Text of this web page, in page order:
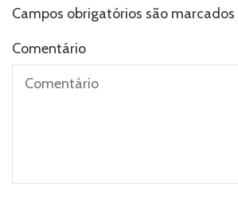
Campos obrigatórios são
Comentário